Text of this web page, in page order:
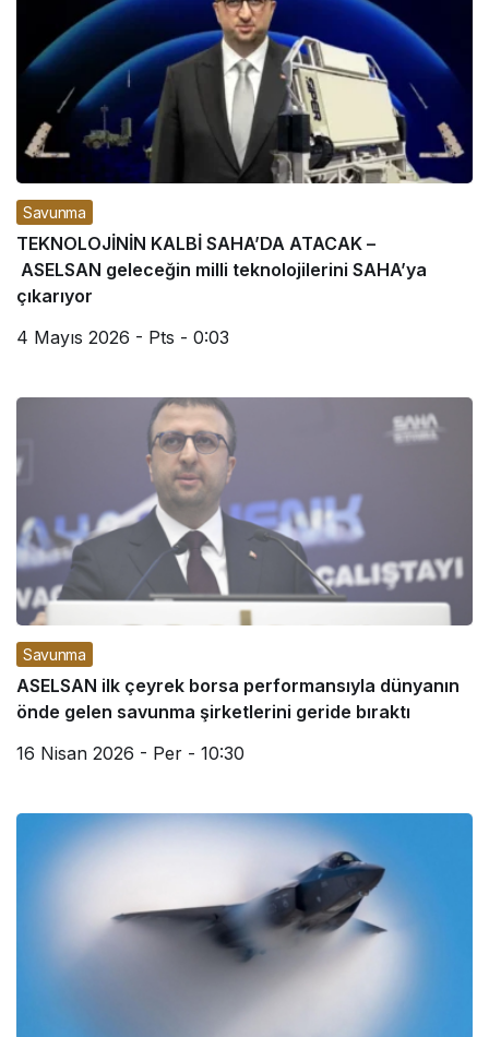
Savunma
TEKNOLOJİNİN KALBİ SAHA’DA ATACAK –
ASELSAN geleceğin milli teknolojilerini SAHA’ya
çıkarıyor
4 Mayıs 2026 - Pts - 0:03
Savunma
ASELSAN ilk çeyrek borsa performansıyla dünyanın
önde gelen savunma şirketlerini geride bıraktı
16 Nisan 2026 - Per - 10:30